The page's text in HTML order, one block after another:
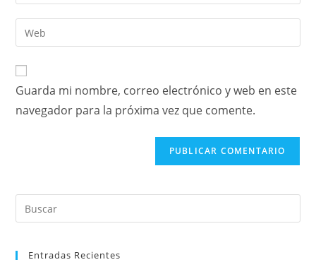
Guarda mi nombre, correo electrónico y web en este
navegador para la próxima vez que comente.
Entradas Recientes